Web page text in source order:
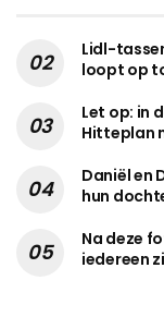
Lidl-
loopt op
Let op: in
Hitteplan
Daniël en
hun
Na deze
iedereen